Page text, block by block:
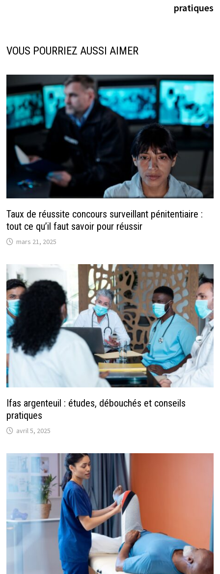
pratiques
VOUS POURRIEZ AUSSI AIMER
Taux de réussite concours surveillant pénitentiaire :
tout ce qu’il faut savoir pour réussir
mars 21, 2025
Ifas argenteuil : études, débouchés et conseils
pratiques
avril 5, 2025